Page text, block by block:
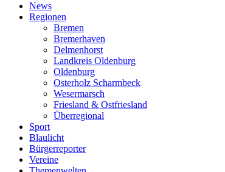
News
Regionen
Bremen
Bremerhaven
Delmenhorst
Landkreis Oldenburg
Oldenburg
Osterholz Scharmbeck
Wesermarsch
Friesland & Ostfriesland
Überregional
Sport
Blaulicht
Bürgerreporter
Vereine